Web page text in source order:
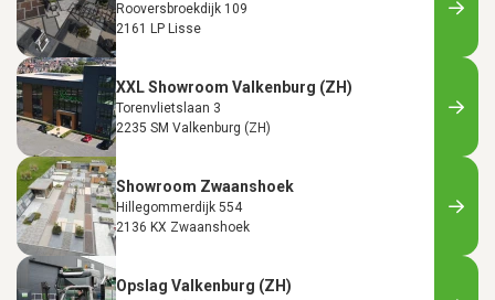
Rooversbroekdijk 109
2161 LP Lisse
XXL Showroom Valkenburg (ZH)
Torenvlietslaan 3
2235 SM Valkenburg (ZH)
Showroom Zwaanshoek
Hillegommerdijk 554
2136 KX Zwaanshoek
Opslag Valkenburg (ZH)